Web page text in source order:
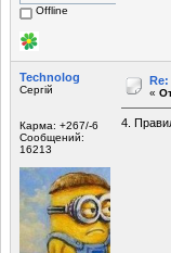
Offline
Technolog
Сергій
Карма: +267/-6
Сообщений:
16213
«
4.